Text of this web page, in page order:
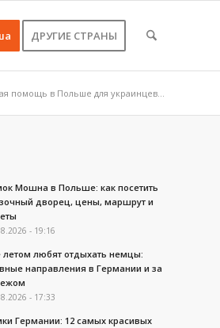
ДРУГИЕ СТРАНЫ
помощь в Польше для украинцев...
Мошна в Польше: как посетить
дворец, цены, маршрут и
- 19:16
летом любят отдыхать немцы:
направления в Германии и за
- 17:33
Германии: 12 самых красивых